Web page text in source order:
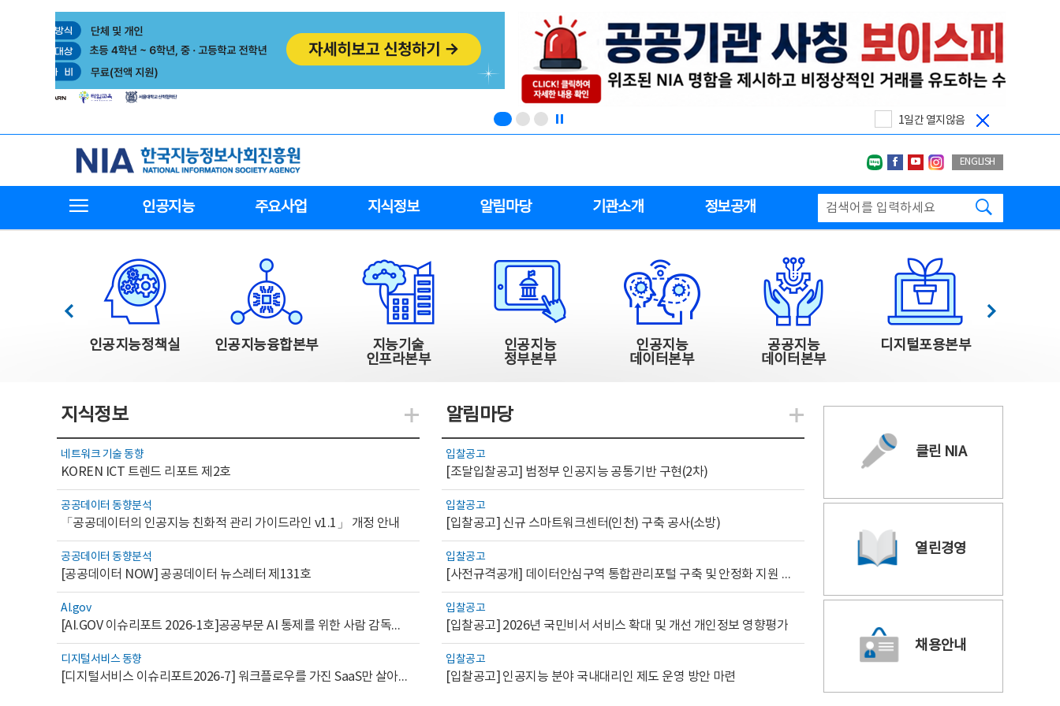
1일간 열지않음
한국지능정보사회진흥원
네이버블로그
페이스북
유투브인스타그랩
ENGLISH
인공지능 주요사업 지식정보 알림마당 기관소개 정보공개
한국지능정보사회진흥원 주요사업
인공지능정책실 인공지능융합본부
지능기술
인프라본부
인공지능
정부본부
인공지능
데이터본부
공공지능
데이터본부
디지털포용본부
이전 다음
지식정보
네트워크 기술 동향
KOREN ICT 트렌드 리포트 제2호
공공데이터 동향분석
「공공데이터의 인공지능 친화적 관리 가이드라인 v1.1」 개정 안내
공공데이터 동향분석
[공공데이터 NOW] 공공데이터 뉴스레터 제131호
AI.gov
[AI.GOV 이슈리포트 2026-1호]공공부문 AI 통제를 위한 사람 감독의 해외 사례 분석 및 시사점
디지털서비스 동향
[디지털서비스 이슈리포트2026-7] 워크플로우를 가진 SaaS만 살아남는다
지식관련 더보기
알림마당
입찰공고
[조달입찰공고] 범정부 인공지능 공통기반 구현(2차)
입찰공고
[입찰공고] 신규 스마트워크센터(인천) 구축 공사(소방)
입찰공고
[사전규격공개] 데이터안심구역 통합관리포털 구축 및 안정화 지원 사업 위탁감리
입찰공고
[입찰공고] 2026년 국민비서 서비스 확대 및 개선 개인정보 영향평가
입찰공고
[입찰공고] 인공지능 분야 국내대리인 제도 운영 방안 마련
알림관련 더보기
클린 NIA
열린경영
채용안내